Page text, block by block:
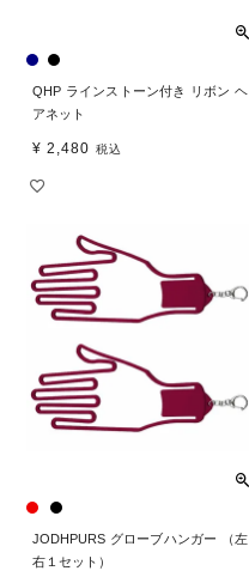
QHP ラインストーン付き リボン ヘ
アネット
¥ 2,480 税込
JODHPURS グローブハンガー （左
右１セット）